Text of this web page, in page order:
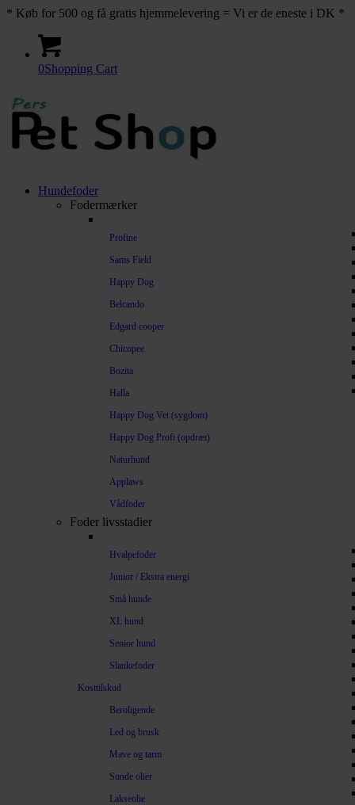
* Køb for 500 og få gratis hjemmelevering = Vi er de eneste i DK *
0Shopping Cart
Hundefoder
Fodermærker
Profine
Sams Field
Happy Dog
Belcando
Edgard cooper
Chicopee
Bozita
Halla
Happy Dog Vet (sygdom)
Happy Dog Profi (opdræt)
Naturhund
Applaws
Vådfoder
Foder livsstadier
Hvalpefoder
Junior / Ekstra energi
Små hunde
XL hund
Senior hund
Slankefoder
Kosttilskud
Beroligende
Led og brusk
Mave og tarm
Sunde olier
Lakseolie